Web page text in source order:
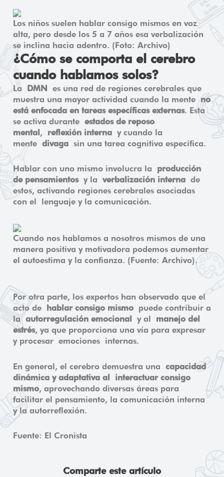
Los niños suelen hablar consigo mismos en voz
alta, pero desde los 5 a 7 años esa verbalización
se inclina hacia adentro. (Foto: Archivo)
¿Cómo se comporta el cerebro
cuando hablamos solos?
La DMN es una red de regiones cerebrales que
muestra una mayor actividad cuando la menteno
está enfocada en tareas específicas externas. Esta
se activa durante estados de reposo
mental, reflexión interna y cuando la
mente divaga sin una tarea cognitiva específica.
Hablar con uno mismo involucra la producción
de pensamientos y la verbalización interna de
estos, activando regiones cerebrales asociadas
con el lenguaje y la comunicación.
Cuando nos hablamos a nosotros mismos de una
manera positiva y motivadora podemos aumentar
el autoestima y la confianza. (Fuente: Archivo).
Por otra parte, los expertos han observado que el
acto de hablar consigo mismo puede contribuir a
laautorregulación emocional y al manejo del
estrés, ya que proporciona una vía para expresar
y procesar emociones internas.
En general, el cerebro demuestra una capacidad
dinámica y adaptativa al interactuar consigo
mismo, aprovechando diversas áreas para
facilitar el pensamiento, la comunicación interna
y la autorreflexión.
Fuente: El Cronista
Comparte este artículo